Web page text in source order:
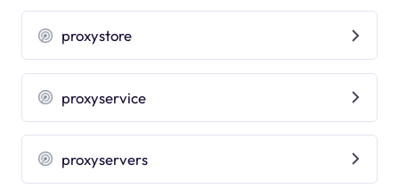
proxystore
proxyservice
proxyservers